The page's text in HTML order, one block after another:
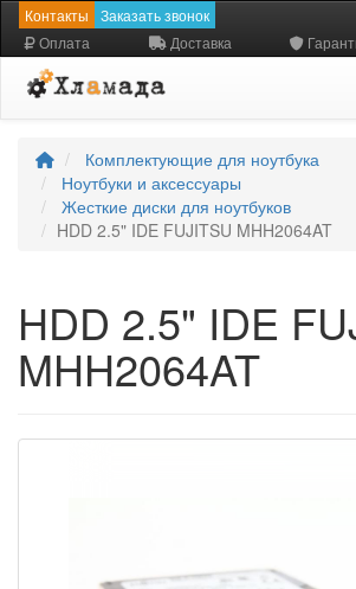
Контакты Заказать звонок
Оплата Доставка
Комплектующие для ноутбука
Ноутбуки и аксессуары
Жесткие диски для ноутбуков
HDD 2.5" IDE FUJITSU MHH2064AT
HDD 2.5" IDE
MHH2064AT